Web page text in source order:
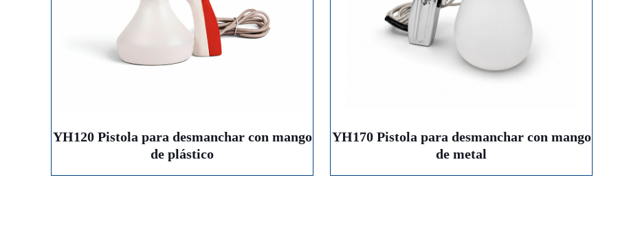
YH120 Pistola para desmanchar con mango
de plástico
YH170 Pistola para desmanchar con mango
de metal